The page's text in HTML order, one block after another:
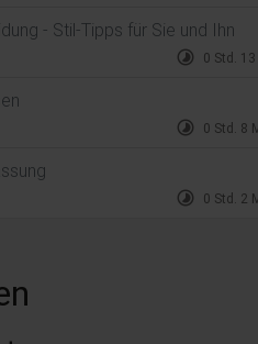
- Stil-Tipps für Sie und Ihn
timelapse 0 Std.
timelapse 0 Std. 8
timelapse 0 Std. 2